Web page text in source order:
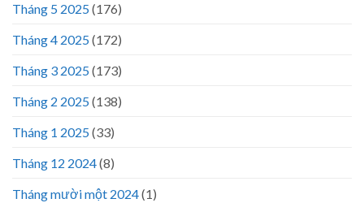
Tháng 5 2025(176)
Tháng 4 2025(172)
Tháng 3 2025(173)
Tháng 2 2025(138)
Tháng 1 2025(33)
Tháng 12 2024(8)
Tháng mười một 2024(1)